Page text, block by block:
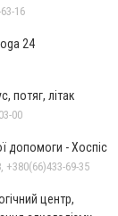
16
24
потяг, літак
00
допомоги - Хоспіс
+380(66)433-69-35
центр,